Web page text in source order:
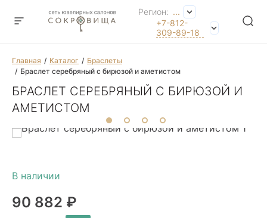
Регион: ...
+7-812-
309-89-18
Главная Каталог
Браслеты
Браслет серебряный с бирюзой и аметистом
БРАСЛЕТ СЕРЕБРЯНЫЙ С БИРЮЗОЙ И
АМЕТИСТОМ
90 882 ₽